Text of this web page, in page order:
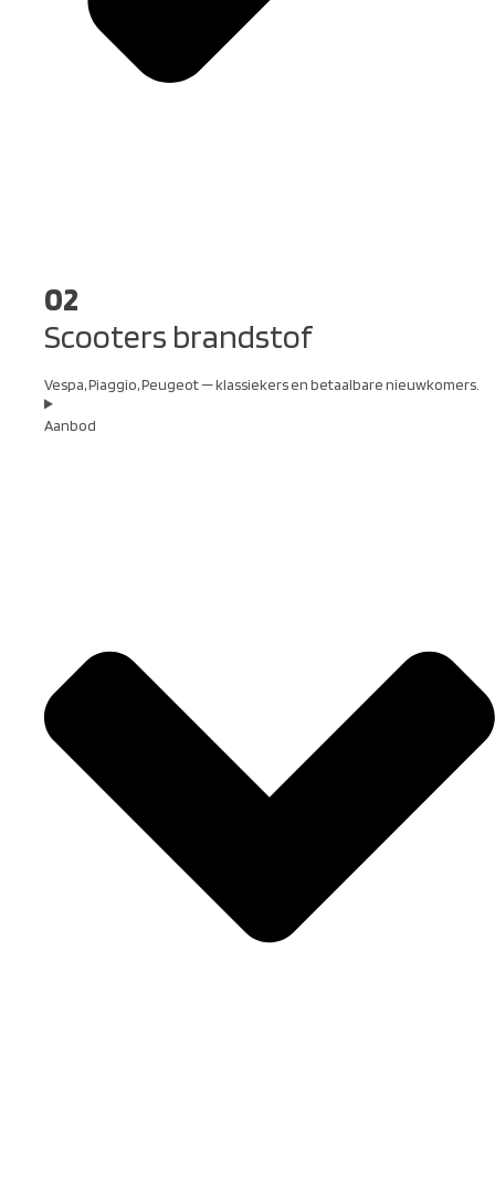
02
Scooters brandstof
Vespa, Piaggio, Peugeot — klassiekers en betaalbare nieuwkomers.
Aanbod